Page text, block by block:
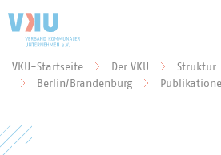
Sie befinden sich hier:
VKU-Startseite Der VKU Struktur
Berlin/Brandenburg